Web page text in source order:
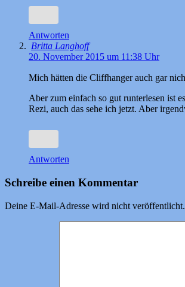
Antworten
Britta Langhoff
20. November 2015 um 11:38 Uhr
Mich hätten die Cliffhanger auch gar
Aber zum einfach so gut runterlesen ist
Rezi, auch das sehe ich jetzt. Aber
Antworten
Schreibe einen Kommentar
Deine E-Mail-Adresse wird nicht veröffentlicht.